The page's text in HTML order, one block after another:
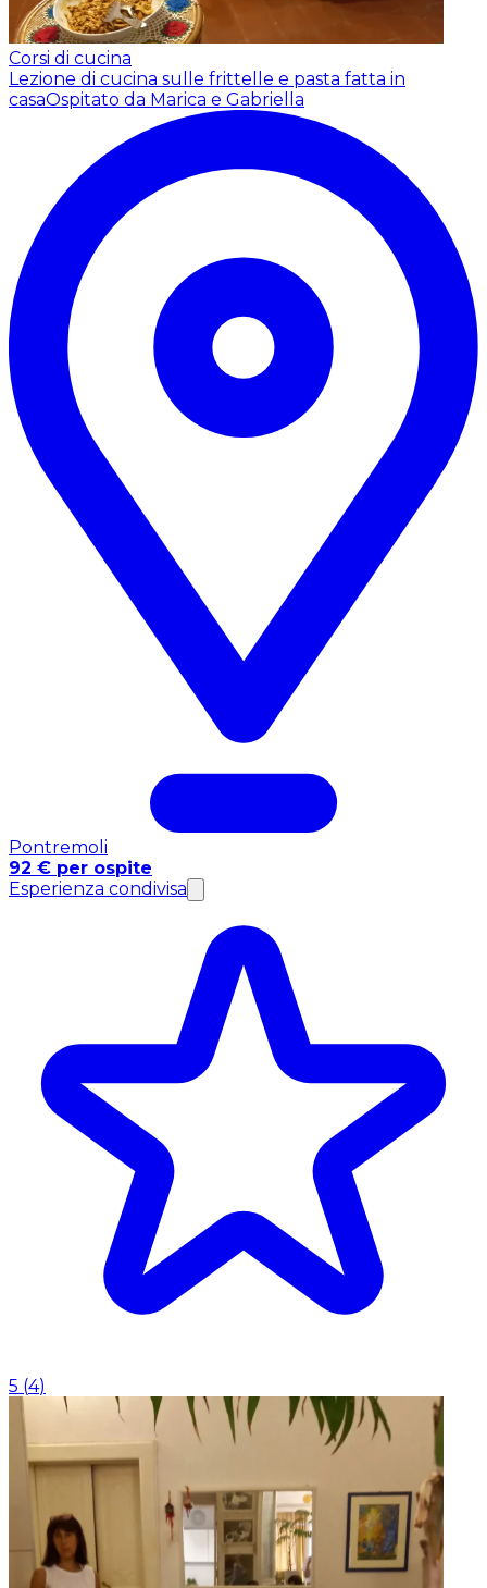
Corsi di cucina
Lezione di cucina sulle frittelle e pasta fatta in
casaOspitato da Marica e Gabriella
Pontremoli
92 € per ospite
Esperienza condivisa
5 (4)